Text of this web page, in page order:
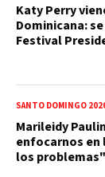
Katy Perry
Dominicana:
Festival
SANTO DOMINGO
Marileidy
enfocarnos en
los problemas"